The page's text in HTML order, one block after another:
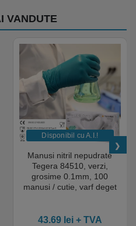
VANDUTE
Disponibil cu A.I.​!
Manusi nitril nepudrate
Tegera 84510, verzi,
grosime 0.1mm, 100
manusi / cutie, varf deget
43.69 lei+ TVA